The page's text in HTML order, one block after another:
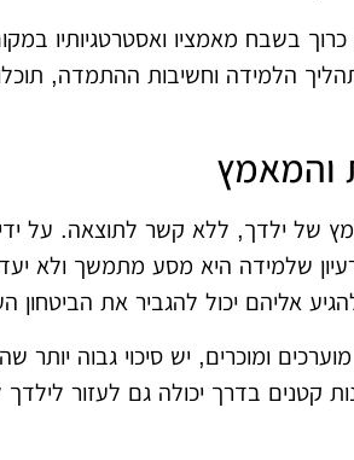
בשבח מאמציו ואסטרטגיותיו
הלמידה וחשיבות ההתמדה,
והמאמץ
של ילדך, ללא קשר לתוצאה. על
שלמידה היא מסע מתמשך ולא
אליהם יכול להגביר את הביטחון
ומוכרים, יש סיכוי גבוה יותר
קטנים בדרך יכולה גם לעזור